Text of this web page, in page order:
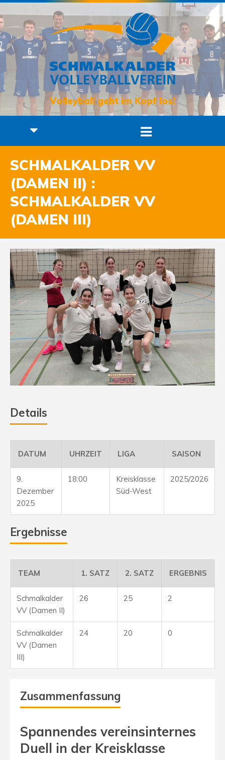
Volleyball geht im Kopf los!
SCHMALKALDER VV
(DAMEN II) :
SCHMALKALDER VV
(DAMEN III)
Details
DATUM UHRZEIT LIGA SAISON
9.
Dezember
2025
18:00
Kreisklasse
Süd-West
2025/2026
Ergebnisse
TEAM 1. SATZ 2. SATZ ERGEBNIS
Schmalkalder
VV (Damen II)
26 25 2
Schmalkalder
VV (Damen
III)
24 20 0
Zusammenfassung
Spannendes vereinsinternes
Duell in der Kreisklasse